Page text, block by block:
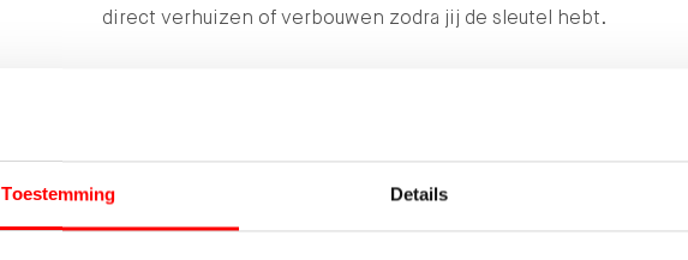
Toestemming Details
direct verhuizen of verbouwen zodra jij de sleutel hebt.